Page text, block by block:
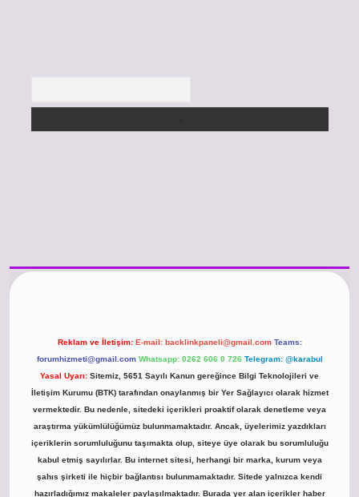
Reklam ve İletişim: E-mail: backlinkpaneli@gmail.com Teams:
forumhizmeti@gmail.com Whatsapp: 0262 606 0 726 Telegram: @karabul
Yasal Uyarı: Sitemiz, 5651 Sayılı Kanun gereğince Bilgi Teknolojileri ve
İletişim Kurumu (BTK) tarafından onaylanmış bir Yer Sağlayıcı olarak hizmet
vermektedir. Bu nedenle, sitedeki içerikleri proaktif olarak denetleme veya
araştırma yükümlülüğümüz bulunmamaktadır. Ancak, üyelerimiz yazdıkları
içeriklerin sorumluluğunu taşımakta olup, siteye üye olarak bu sorumluluğu
kabul etmiş sayılırlar. Bu internet sitesi, herhangi bir marka, kurum veya
şahıs şirketi ile hiçbir bağlantısı bulunmamaktadır. Sitede yalnızca kendi
hazırladığımız makaleler paylaşılmaktadır. Burada yer alan içerikler haber